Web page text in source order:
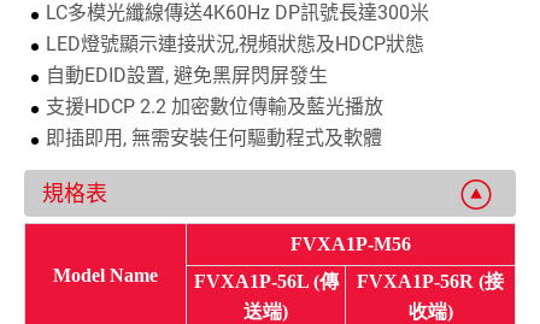
LC多模光纖線傳送4K60Hz DP訊號長達300米
LED燈號顯示連接狀況,視頻狀態及HDCP狀態
自動EDID設置, 避免黑屏閃屏發生
支援HDCP 2.2 加密數位傳輸及藍光播放
即插即用, 無需安裝任何驅動程式及軟體
規格表
Model Name
FVXA1P-M56
FVXA1P-56L (傳
送端)
FVXA1P-56R (接
收端)